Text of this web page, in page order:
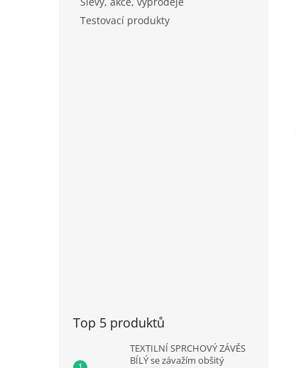
Testovací produkty
Top 5 produktů
TEXTILNÍ SPRCHOVÝ ZÁVĚS
BÍLÝ se závažím obšitý